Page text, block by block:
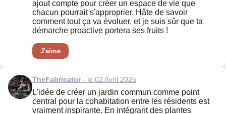
ajout compte pour créer un espace de vie que
chacun pourrait s'approprier. Hâte de savoir
comment tout ça va évoluer, et je suis sûr que ta
démarche proactive portera ses fruits !
J'aime
TheFabricator- le 02 Avril 2025
L'idée de créer un jardin commun comme point
central pour la cohabitation entre les résidents est
vraiment inspirante. En intégrant des plantes